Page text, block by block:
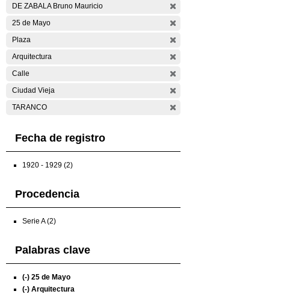
DE ZABALA Bruno Mauricio
25 de Mayo
Plaza
Arquitectura
Calle
Ciudad Vieja
TARANCO
Fecha de registro
1920 - 1929 (2)
Procedencia
Serie A (2)
Palabras clave
(-) 25 de Mayo
(-) Arquitectura